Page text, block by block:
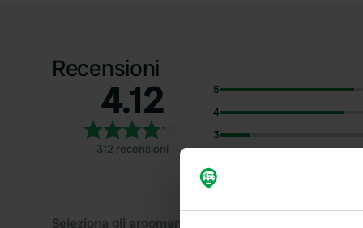
Recensioni
4.12
312 recensioni
5
4
3
1
Seleziona gli argomenti di cui desideri leggere le